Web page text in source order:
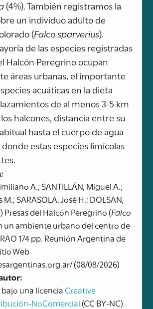
(4%). También registramos la
un individuo adulto de
(Falco sparverius).
de las especies registradas
Halcón Peregrino ocupan
áreas urbanas, el importante
acuáticas en la dieta
de al menos 3-5 km
halcones, distancia entre su
hasta el cuerpo de agua
estas especies limícolas
A.; SANTILLÁN, Miguel A.;
M.; SARASOLA, José H.; DOLSAN,
Presas del Halcón Peregrino (Falco
un ambiente urbano del centro de
174 pp. Reunión Argentina de
Web
(08/08/2026)
una licencia Creative
NoComercial(CC BY-NC).